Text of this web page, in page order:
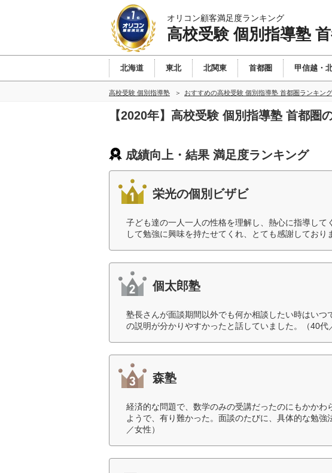
オリコン顧客満足度ランキング
高校受験 個別指導塾
北海道 東北 北関東 首都圏 甲信越・
高校受験 個別指導塾 おすすめの高校受験 個別指導塾 首都圏ランキン
【2020年】高校受験 個別指導塾 首都圏
成績向上・結果 満足度ランキング
栄光の個別ビザビ
子ども達の一人一人の性格を理解し、熱心に指導して
して勉強に興味を持たせてくれ、とても感謝しており
個太郎塾
塾長さんが面談期間以外でも何か相談したい時はい
の説明が分かりやすかったと話していました。（40代
森塾
経済的な問題で、数学のみの受講だったのにもかかわ
ようで、有り難かった。面談のたびに、具体的な勉
／女性）